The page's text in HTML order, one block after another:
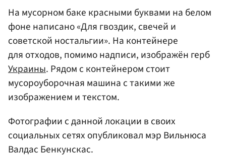
На мусорном баке красными буквами на белом
фоне написано «Для гвоздик, свечей и
советской ностальгии». На контейнере
для отходов, помимо надписи, изображён герб
Украины. Рядом с контейнером стоит
мусороуборочная машина с такими же
изображением и текстом.
Фотографии с данной локации в своих
социальных сетях опубликовал мэр Вильнюса
Валдас Бенкунскас.